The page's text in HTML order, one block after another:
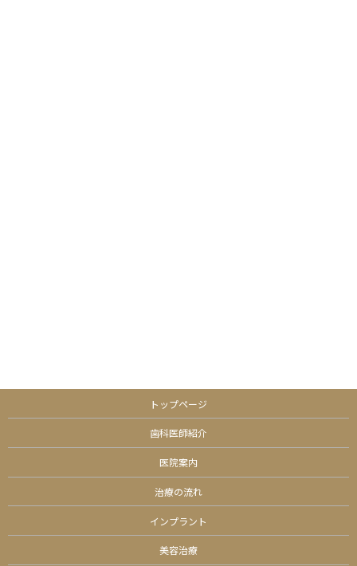
トップページ
歯科医師紹介
医院案内
治療の流れ
インプラント
美容治療